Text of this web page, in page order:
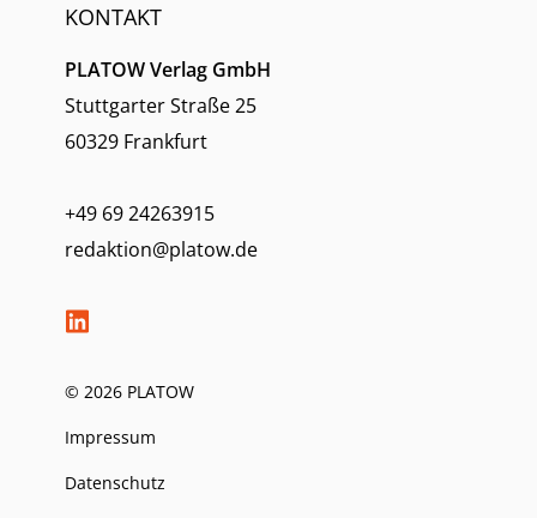
KONTAKT
PLATOW Verlag GmbH
Stuttgarter Straße 25
60329 Frankfurt
+49 69 24263915
redaktion@platow.de
© 2026 PLATOW
Impressum
Datenschutz